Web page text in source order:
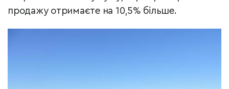
продажу отримаєте на 10,5% більше.